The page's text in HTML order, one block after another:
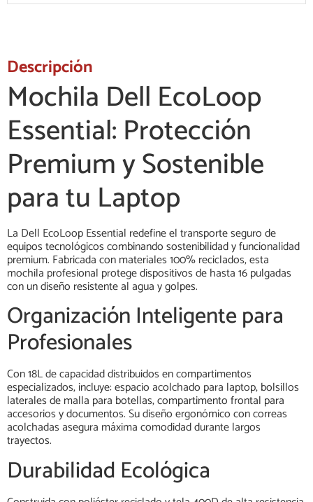
Descripción
Mochila Dell EcoLoop
Essential: Protección
Premium y Sostenible
para tu Laptop
La Dell EcoLoop Essential redefine el transporte seguro de
equipos tecnológicos combinando sostenibilidad y funcionalidad
premium. Fabricada con materiales 100% reciclados, esta
mochila profesional protege dispositivos de hasta 16 pulgadas
con un diseño resistente al agua y golpes.
Organización Inteligente para
Profesionales
Con 18L de capacidad distribuidos en compartimentos
especializados, incluye: espacio acolchado para laptop, bolsillos
laterales de malla para botellas, compartimento frontal para
accesorios y documentos. Su diseño ergonómico con correas
acolchadas asegura máxima comodidad durante largos
trayectos.
Durabilidad Ecológica